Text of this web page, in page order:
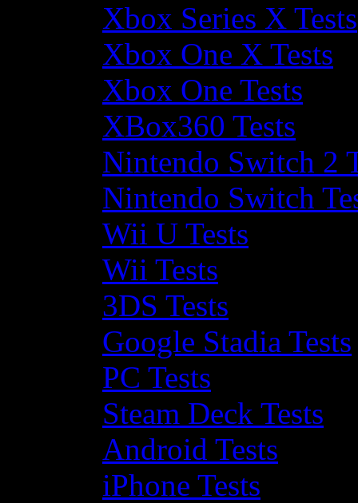
Xbox Series X Tests
Xbox One X Tests
Xbox One Tests
XBox360 Tests
Nintendo Switch 2
Nintendo Switch
Wii U Tests
Wii Tests
3DS Tests
Google Stadia Tests
PC Tests
Steam Deck Tests
Android Tests
iPhone Tests